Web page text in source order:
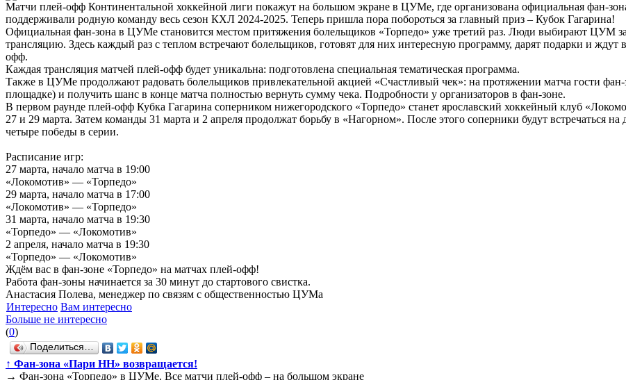
Матчи плей-офф Континентальной хоккейной лиги покажут на большом экране в ЦУМе, где организована официальная фан-
поддерживали родную команду весь сезон КХЛ 2024-2025. Теперь пришла пора побороться за главный приз – Кубок Гагарина!
Официальная фан-зона в ЦУМе становится местом притяжения болельщиков «Торпедо» уже третий раз. Люди выбирают ЦУМ
трансляцию. Здесь каждый раз с теплом встречают болельщиков, готовят для них интересную программу, дарят подарки и ждут
офф.
Каждая трансляция матчей плей-офф будет уникальна: подготовлена специальная тематическая программа.
Также в ЦУМе продолжают радовать болельщиков привлекательной акцией «Счастливый чек»: на протяжении матча гости
площадке) и получить шанс в конце матча полностью вернуть сумму чека. Подробности у организаторов в фан-зоне.
В первом раунде плей-офф Кубка Гагарина соперником нижегородского «Торпедо» станет ярославский хоккейный клуб
27 и 29 марта. Затем команды 31 марта и 2 апреля продолжат борьбу в «Нагорном». После этого соперники будут встречаться
четыре победы в серии.
Расписание игр:
27 марта, начало матча в 19:00
«Локомотив» — «Торпедо»
29 марта, начало матча в 17:00
«Локомотив» — «Торпедо»
31 марта, начало матча в 19:30
«Торпедо» — «Локомотив»
2 апреля, начало матча в 19:30
«Торпедо» — «Локомотив»
Ждём вас в фан-зоне «Торпедо» на матчах плей-офф!
Работа фан-зоны начинается за 30 минут до стартового свистка.
Анастасия Полева, менеджер по связям с общественностью ЦУМа
Интересно Вам интересно
Больше не интересно
(0)
Поделиться…
↑ Фан-зона «Пари НН» возвращается!
→ Фан-зона «Торпедо» в ЦУМе. Все матчи плей-офф – на большом экране